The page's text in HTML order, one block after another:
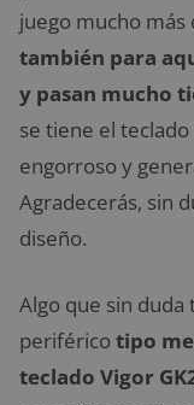
juego mucho más
también para
y pasan mucho
se tiene el
engorroso y
Agradecerás, sin
diseño.
Algo que sin
periféricotipo
teclado Vigor